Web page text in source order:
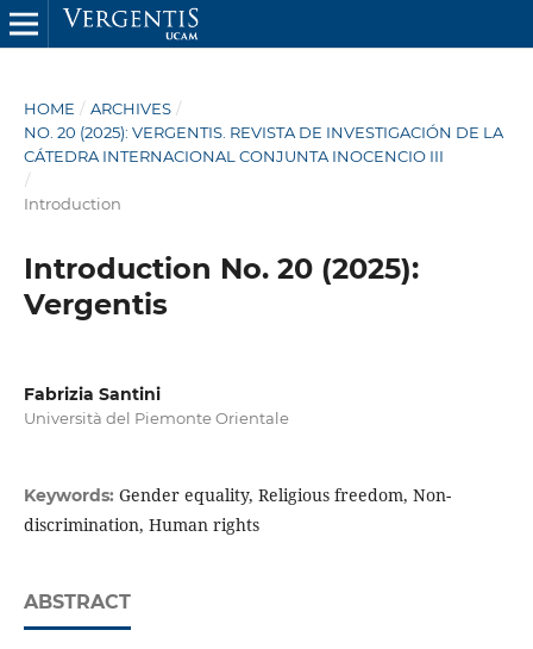
HOME / ARCHIVES /
NO. 20 (2025): VERGENTIS. REVISTA DE INVESTIGACIÓN DE LA
CÁTEDRA INTERNACIONAL CONJUNTA INOCENCIO III
/
Introduction
Introduction No. 20 (2025):
Vergentis
Fabrizia Santini
Università del Piemonte Orientale
Keywords: Gender equality, Religious freedom, Non-
discrimination, Human rights
ABSTRACT